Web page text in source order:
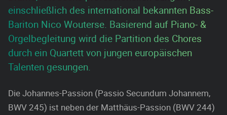
einschließlich des international bekannten Bass-
Bariton Nico Wouterse. Basierend auf Piano- &
Orgelbegleitung wird die Partition des Chores
durch ein Quartett von jungen europäischen
Talenten gesungen.
Die Johannes-Passion (Passio Secundum Johannem,
BWV 245) ist neben der Matthäus-Passion (BWV 244)